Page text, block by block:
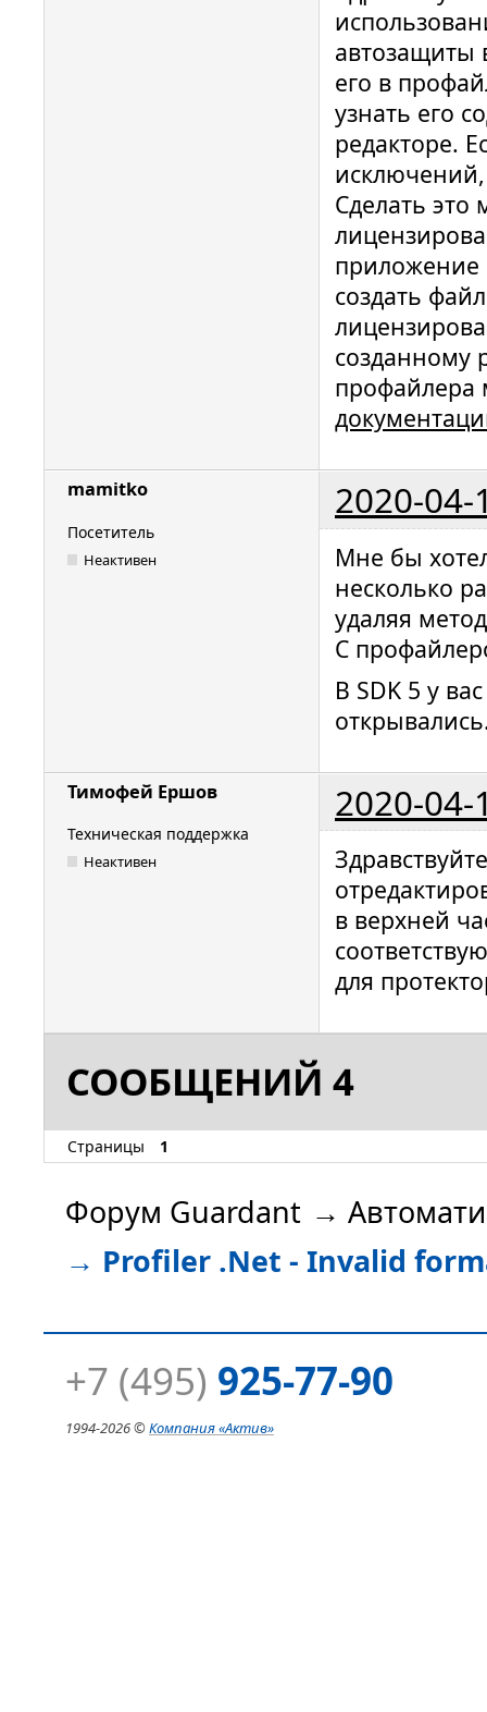
автозащиты
его в
узнать его
редакторе.
Сделать
приложение
создать
созданному
mamitko 2020-04-
Посетитель
Неактивен
Мне бы
несколько
удаляя
С
В SDK 5 у
Тимофей Ершов 2020-04-
Техническая поддержка
Неактивен
в верхней
для
СООБЩЕНИЙ 4
Страницы 1
Форум Guardant →
→ Profiler .Net - Invalid
+7 (495) 925-77-90
1994-2026 ©Компания«Актив»